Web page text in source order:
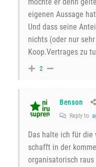
eigenen Aussage
Und dass seine
nichts (oder nur
Koop.Vertrages zu
2
Benson
Reply to
Das halte ich für die
schafft in der
organisatorisch